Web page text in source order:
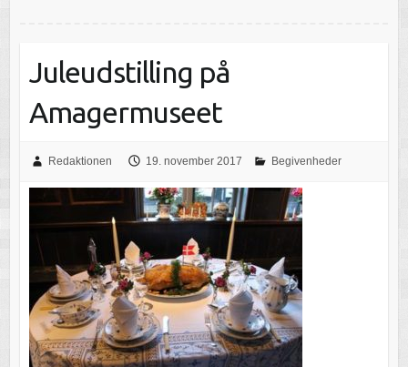
Juleudstilling på
Amagermuseet
Redaktionen 19. november 2017 Begivenheder